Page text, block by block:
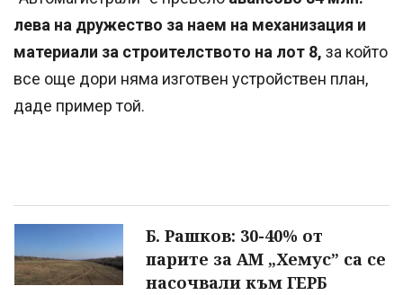
лева на дружество за наем на механизация и
материали за строителството на лот 8, за който
все още дори няма изготвен устройствен план,
даде пример той.
Б. Рашков: 30-40% от
парите за АМ „Хемус” са се
насочвали към ГЕРБ